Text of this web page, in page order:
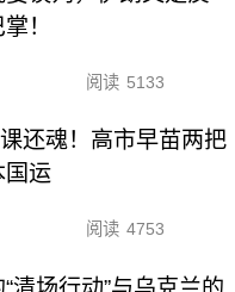
！
阅读 5133
还魂！高市早苗两把
国运
阅读 4753